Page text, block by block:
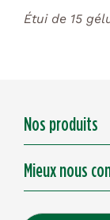
Étui de 15
Nos produits
Mieux nous